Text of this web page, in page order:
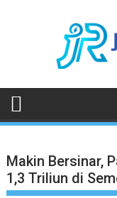
Makin Bersinar,
1,3 Triliun di